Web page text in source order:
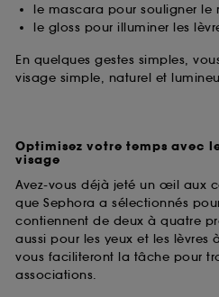
le mascara pour souligner le
le gloss pour illuminer les
En quelques gestes simples,
visage simple, naturel et
Optimisez votre temps avec
visage
Avez-vous déjà jeté un œil aux
que Sephora a sélectionnés
contiennent de deux à quatre
aussi pour les yeux et les lèvres
vous faciliteront la tâche pour
associations.